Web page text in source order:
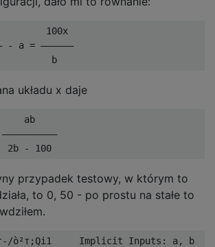
100x
- a = ——————
układu x daje
ab
przypadek testowy, w którym to
to 0, 50 - po prostu na stałe to
ò²т;Qi1     Implicit Inputs: a, b